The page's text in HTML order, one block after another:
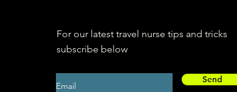
For our latest travel nurse tips and tricks
subscribe below
Send